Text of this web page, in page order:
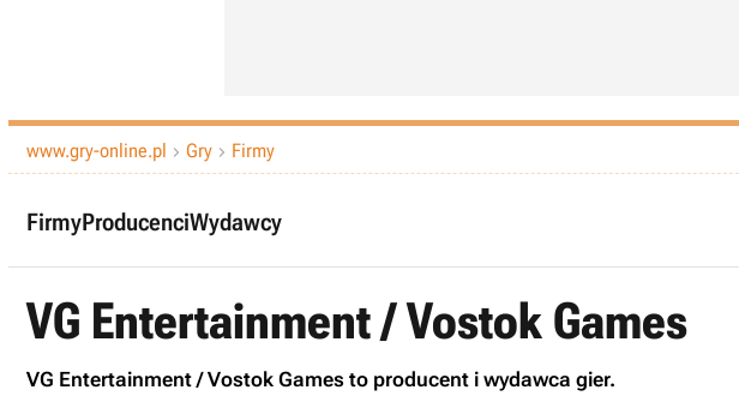
www.gry-online.pl  Gry  Firmy
FirmyProducenciWydawcy
VG Entertainment / Vostok Games
VG Entertainment / Vostok Games to producent i wydawca gier.